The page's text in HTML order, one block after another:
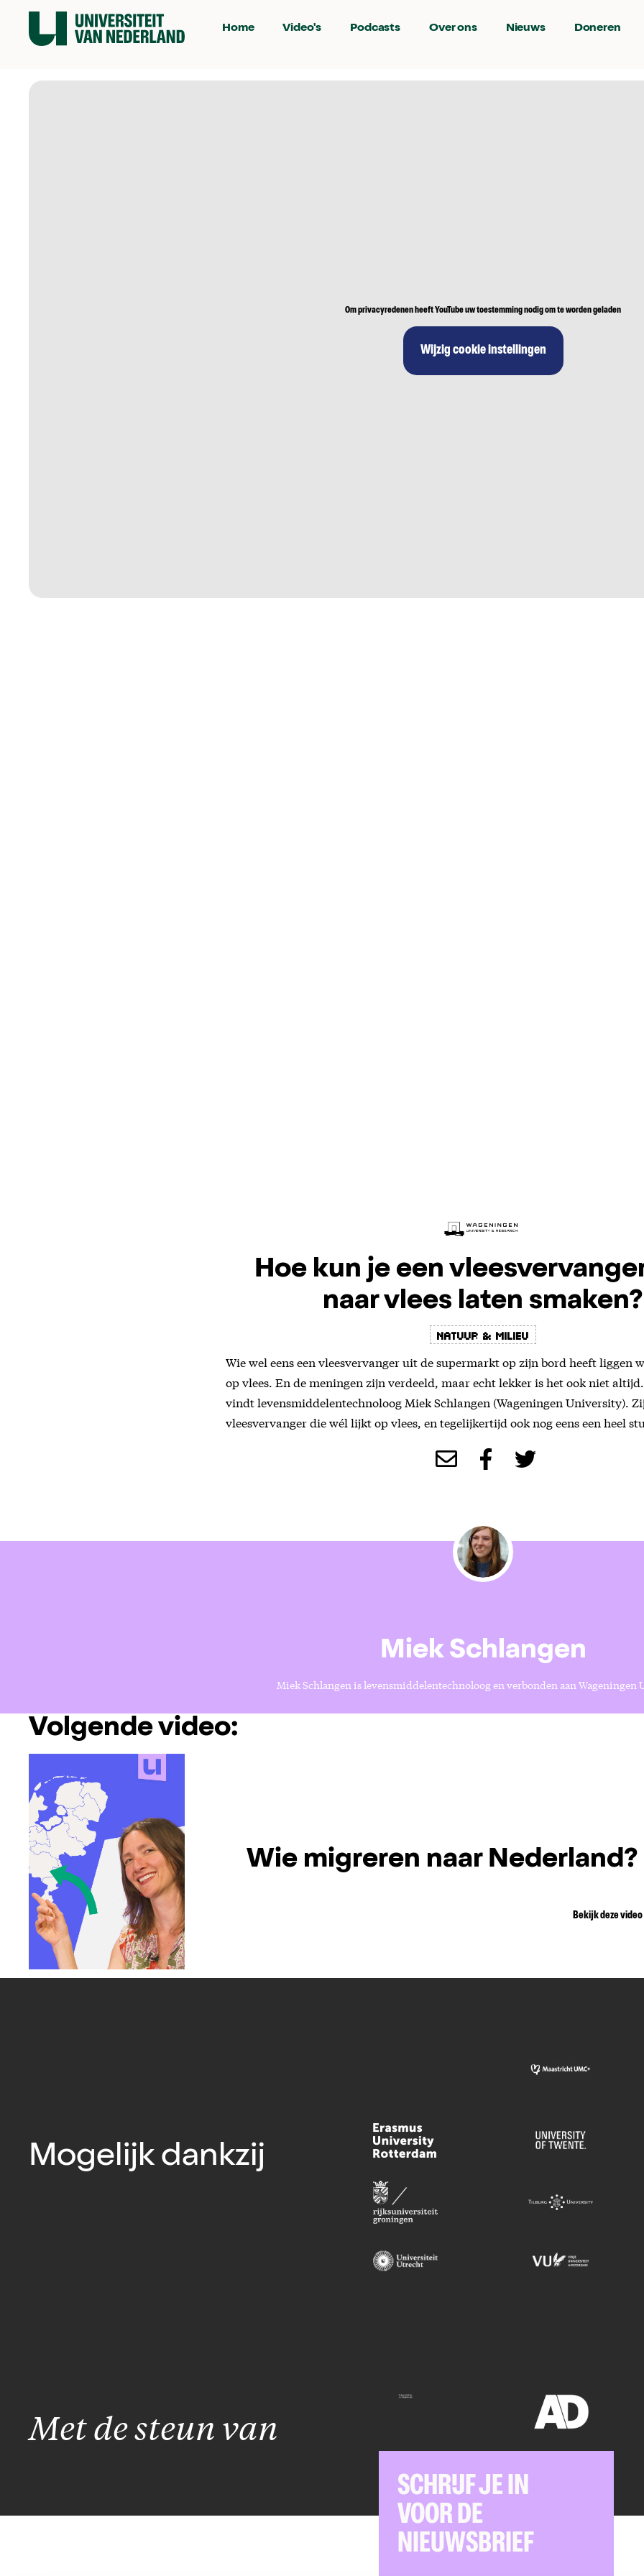
Home Video's Podcasts Over ons Nieuws Doneren
Om privacyredenen heeft YouTube uw toestemming nodig om te worden geladen
Wijzig cookie instellingen
Hoe kun je een
naar vlees laten smaken?
Natuur & Milieu
Wie wel eens een vleesvervanger uit de supermarkt op zijn bord heeft liggen
op vlees. En de meningen zijn verdeeld, maar echt lekker is het ook niet
vindt levensmiddelentechnoloog Miek Schlangen (Wageningen University).
vleesvervanger die wél lijkt op vlees, en tegelijkertijd ook nog eens een heel
Miek Schlangen
Miek Schlangen is levensmiddelentechnoloog en verbonden aan Wageningen
Volgende video:
Wie migreren naar Nederland?
Bekijk deze video
Mogelijk dankzij
Met de steun van
SCHRIJF JE IN
VOOR DE
NIEUWSBRIEF